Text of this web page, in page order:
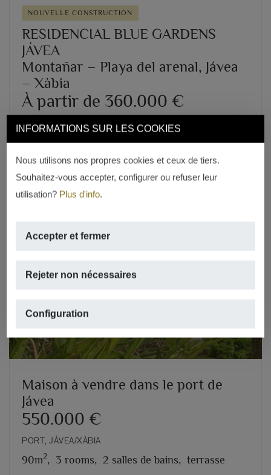
INFORMATIONS SUR LES COOKIES
Nous utilisons nos propres cookies et ceux de tiers.
Souhaitez-vous accepter, configurer ou refuser leur
utilisation? Plus d'info.
Accepter et fermer
Rejeter non nécessaires
Configuration
NOUVELLE CONSTRUCTION
RESIDENCIAL BLUE GARDENS
JÁVEA
Montañar – Playa del arenal, Jávea
– Xàbia
À partir de 360.000 €
28 PROPRIÉTÉS DE 2 UND 3 CHAMBRES
Previous
Maison à vendre dans le port de
Jávea
550.000 €
PORT, JÁVEA/XÀBIA
90m2, 3 rooms, 2 salles de bains, terrasse